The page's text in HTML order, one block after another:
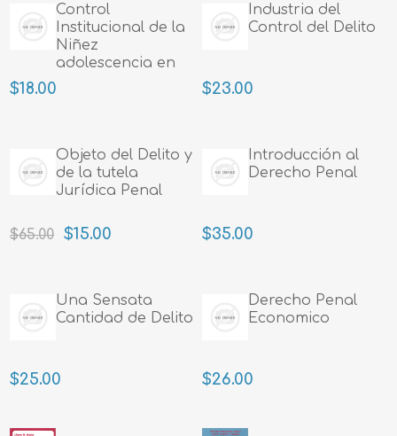
Control
Institucional de la
Niñez
adolescencia en
$18.00
Industria del
Control del Delito
$23.00
Objeto del Delito y
de la tutela
Jurídica Penal
$65.00 $15.00
Introducción al
Derecho Penal
$35.00
Una Sensata
Cantidad de Delito
$25.00
Derecho Penal
Economico
$26.00